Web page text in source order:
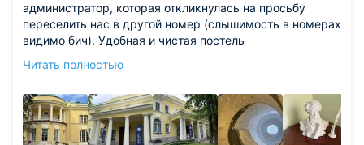
администратор, которая откликнулась на просьбу
переселить нас в другой номер (слышимость в номерах
видимо бич). Удобная и чистая постель
завтраков
помешаем. ( при этом постель чистая). Можно было бы
в номерах комфорт предусмотреть чайные пары и
бесплатные халаты. Мне кажется странным покупать
Читать полностью